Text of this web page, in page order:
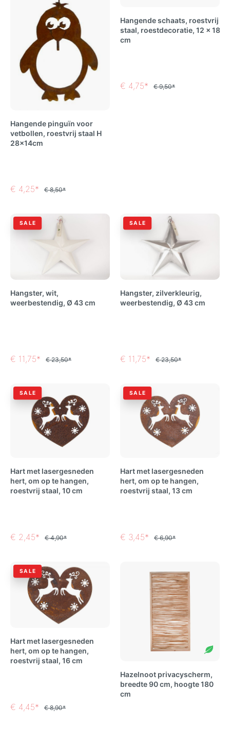
Hangende pinguïn voor
vetbollen, roestvrij staal H
28x14cm
€ 4,25* € 8,50*
Hangende schaats, roestvrij
staal, roestdecoratie, 12 x 18
cm
€ 4,75* € 9,50*
SALE
Hangster, wit,
weerbestendig, Ø 43 cm
€ 11,75* € 23,50*
SALE
Hangster, zilverkleurig,
weerbestendig, Ø 43 cm
€ 11,75* € 23,50*
SALE
Hart met lasergesneden
hert, om op te hangen,
roestvrij staal, 10 cm
€ 2,45* € 4,90*
SALE
Hart met lasergesneden
hert, om op te hangen,
roestvrij staal, 13 cm
€ 3,45* € 6,90*
SALE
Hart met lasergesneden
hert, om op te hangen,
roestvrij staal, 16 cm
€ 4,45* € 8,90*
Hazelnoot privacyscherm,
breedte 90 cm, hoogte 180
cm